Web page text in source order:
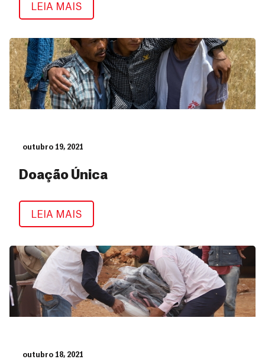
Doação Mensal
LEIA MAIS
Doação Única
outubro 19, 2021
Doação Única
LEIA MAIS
outubro 18, 2021